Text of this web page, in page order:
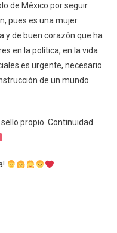
de México por seguir
pues es una mujer
y de buen corazón que ha
en la política, en la vida
es urgente, necesario
de un mundo
propio. Continuidad